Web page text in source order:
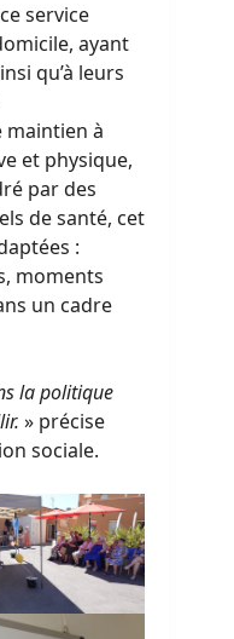
service
ayant
qu’à leurs
maintien à
et physique,
par des
de santé, cet
:
moments
un cadre
la politique
» précise
sociale.